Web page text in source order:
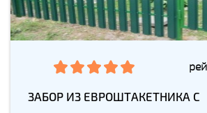
ЗАБОР ИЗ ЕВРОШТАКЕТНИКА С